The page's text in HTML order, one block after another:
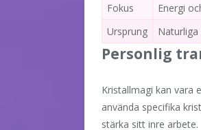
Fokus
Energi
Ursprung
Personlig
Kristallmagi kan vara
använda specifika
stärka sitt inre arbete.